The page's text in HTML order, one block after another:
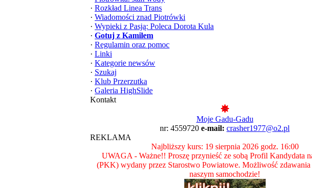
· Rozkład Linea Trans
· Wiadomości znad Piotrówki
· Wypieki z Pasją: Poleca Dorota Kula
· Gotuj z Kamilem
· Regulamin oraz pomoc
· Linki
· Kategorie newsów
· Szukaj
· Klub Przerzutka
· Galeria HighSlide
Kontakt
Moje Gadu-Gadu
nr: 4559720 e-mail: crasher1977@o2.pl
REKLAMA
Najbliższy kurs: 19 sierpnia 2026 godz. 16:00
UWAGA - Ważne!! Proszę przynieść ze sobą Profil Kandydata
(PKK) wydany przez Starostwo Powiatowe. Możliwość zdawania
naszym samochodzie!